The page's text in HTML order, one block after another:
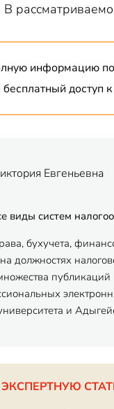
информацию
доступ
Евгеньевна
виды систем
бухучета,
должностях
публикаций
и